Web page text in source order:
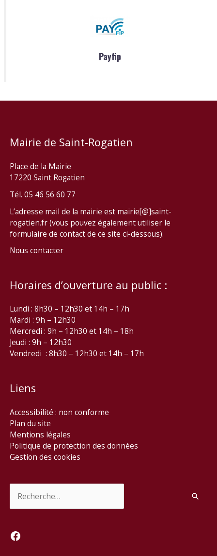
Payfip
Mairie de Saint-Rogatien
Place de la Mairie
17220 Saint Rogatien
Tél. 05 46 56 60 77
L’adresse mail de la mairie est mairie[@]saint-
rogatien.fr (vous pouvez également utiliser le
formulaire de contact de ce site ci-dessous).
Nous contacter
Horaires d’ouverture au public :
Lundi : 8h30 – 12h30 et 14h – 17h
Mardi : 9h – 12h30
Mercredi : 9h – 12h30 et 14h – 18h
Jeudi : 9h – 12h30
Vendredi : 8h30 – 12h30 et 14h – 17h
Liens
Accessibilité : non conforme
Plan du site
Mentions légales
Politique de protection des données
Gestion des cookies
Facebook